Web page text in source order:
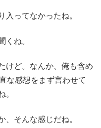
入ってなかったね。
くね。
けど。なんか、俺も含め
な感想をまず言わせて
。
、そんな感じだね。